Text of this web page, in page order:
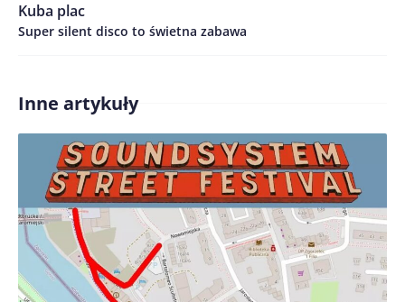
Treść komentarza*
Zapamiętaj moje dane w tej przeglądarce podczas
pisania kolejnych komentarzy.
Kuba plac
Super silent disco to świetna zabawa
Inne artykuły